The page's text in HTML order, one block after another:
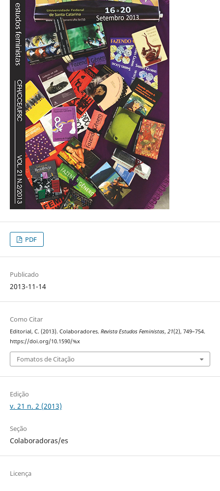
PDF
Publicado
2013-11-14
Como Citar
Editorial, C. (2013). Colaboradores. Revista Estudos Feministas, 21(2), 749–754.
https://doi.org/10.1590/%x
Fomatos de Citação
Edição
v. 21 n. 2 (2013)
Seção
Colaboradoras/es
Licença